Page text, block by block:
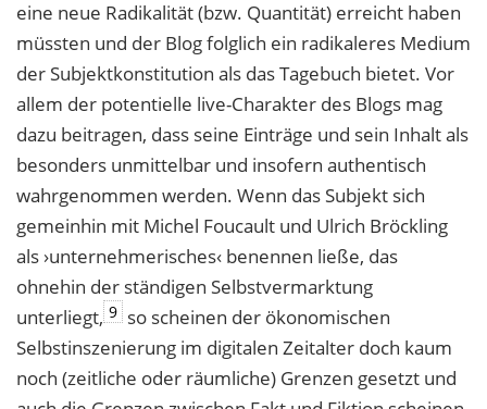
eine neue Radikalität (bzw. Quantität) erreicht haben
müssten und der Blog folglich ein radikaleres Medium
der Subjektkonstitution als das Tagebuch bietet. Vor
allem der potentielle live-Charakter des Blogs mag
dazu beitragen, dass seine Einträge und sein Inhalt als
besonders unmittelbar und insofern authentisch
wahrgenommen werden. Wenn das Subjekt sich
gemeinhin mit Michel Foucault und Ulrich Bröckling
als ›unternehmerisches‹ benennen ließe, das
ohnehin der ständigen Selbstvermarktung
unterliegt, 9 so scheinen der ökonomischen
Selbstinszenierung im digitalen Zeitalter doch kaum
noch (zeitliche oder räumliche) Grenzen gesetzt und